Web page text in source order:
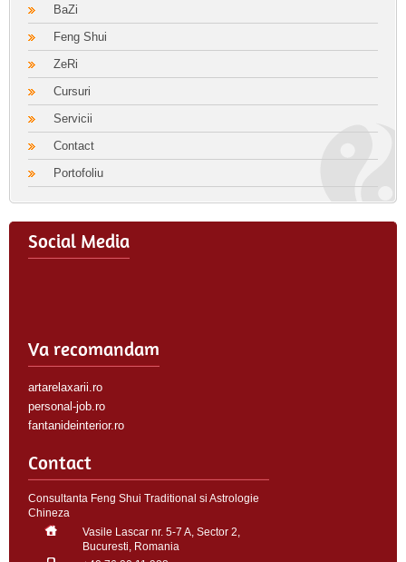
BaZi
Feng Shui
ZeRi
Cursuri
Servicii
Contact
Portofoliu
Social Media
Va recomandam
artarelaxarii.ro
personal-job.ro
fantanideinterior.ro
Contact
Consultanta Feng Shui Traditional si Astrologie
Chineza
Vasile Lascar nr. 5-7 A, Sector 2,
Bucuresti, Romania